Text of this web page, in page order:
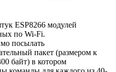
ESP8266 модулей
по Wi-Fi.
посылать
пакет (размером к
байт) в котором